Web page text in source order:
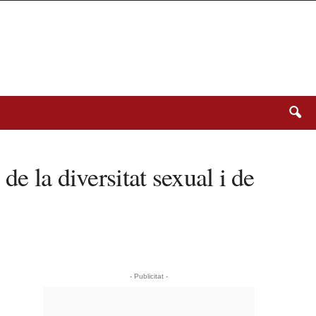
la diversitat sexual i de
- Publicitat -